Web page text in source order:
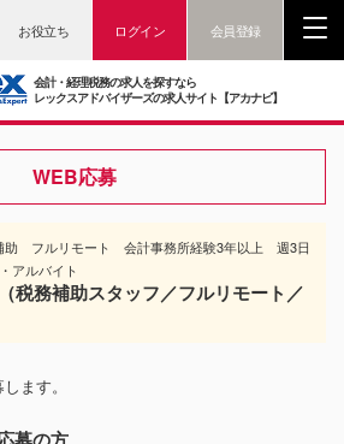
お役立ち ログイン 会員登録
会計・経理税務の求人を探すなら
レックスアドバイザーズの求人サイト【アカナビ】
WEB応募
助 フルリモート 会計事務所経験3年以上 週3日
アルバイト
税務補助スタッフ／フルリモート／
ます。